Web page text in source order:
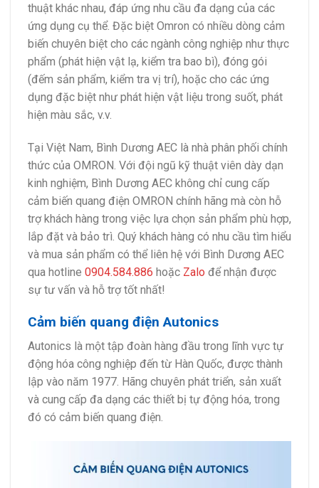
thuật khác nhau, đáp ứng nhu cầu đa dạng của các
ứng dụng cụ thể. Đặc biệt Omron có nhiều dòng cảm
biến chuyên biệt cho các ngành công nghiệp như thực
phẩm (phát hiện vật lạ, kiểm tra bao bì), đóng gói
(đếm sản phẩm, kiểm tra vị trí), hoặc cho các ứng
dụng đặc biệt như phát hiện vật liệu trong suốt, phát
hiện màu sắc, v.v.
Tại Việt Nam, Bình Dương AEC là nhà phân phối chính
thức của OMRON. Với đội ngũ kỹ thuật viên dày dạn
kinh nghiệm, Bình Dương AEC không chỉ cung cấp
cảm biến quang điện OMRON chính hãng mà còn hỗ
trợ khách hàng trong việc lựa chọn sản phẩm phù hợp,
lắp đặt và bảo trì. Quý khách hàng có nhu cầu tìm hiểu
và mua sản phẩm có thể liên hệ với Bình Dương AEC
qua hotline 0904.584.886 hoặc Zalo để nhận được
sự tư vấn và hỗ trợ tốt nhất!
Cảm biến quang điện Autonics
Autonics là một tập đoàn hàng đầu trong lĩnh vực tự
động hóa công nghiệp đến từ Hàn Quốc, được thành
lập vào năm 1977. Hãng chuyên phát triển, sản xuất
và cung cấp đa dạng các thiết bị tự động hóa, trong
đó có cảm biến quang điện.